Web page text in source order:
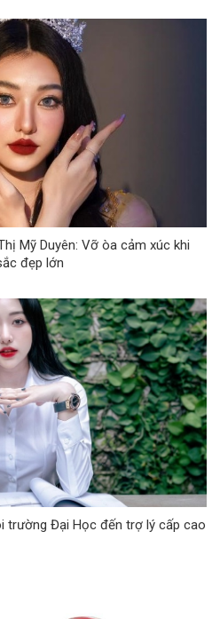
Mỹ Duyên: Vỡ òa cảm xúc khi
đẹp lớn
trường Đại Học đến trợ lý cấp cao